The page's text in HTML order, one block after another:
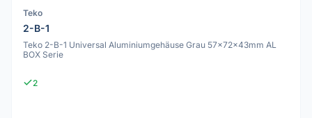
Teko
2-B-1
Teko 2-B-1 Universal Aluminiumgehäuse Grau 57x72x43mm AL
BOX Serie
2